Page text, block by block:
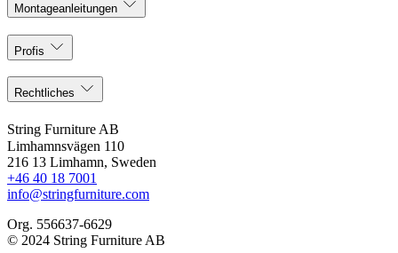
Montageanleitungen
Profis
Rechtliches
String Furniture AB
Limhamnsvägen 110
216 13 Limhamn, Sweden
+46 40 18 7001
info@stringfurniture.com
Org. 556637-6629
© 2024 String Furniture AB